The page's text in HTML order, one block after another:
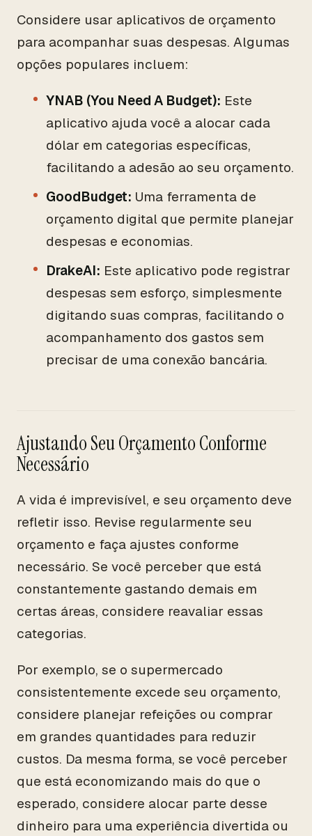
Considere usar aplicativos de orçamento
para acompanhar suas despesas. Algumas
opções populares incluem:
YNAB (You Need A Budget): Este
aplicativo ajuda você a alocar cada
dólar em categorias específicas,
facilitando a adesão ao seu orçamento.
GoodBudget: Uma ferramenta de
orçamento digital que permite planejar
despesas e economias.
DrakeAI: Este aplicativo pode registrar
despesas sem esforço, simplesmente
digitando suas compras, facilitando o
acompanhamento dos gastos sem
precisar de uma conexão bancária.
Ajustando Seu Orçamento Conforme
Necessário
A vida é imprevisível, e seu orçamento deve
refletir isso. Revise regularmente seu
orçamento e faça ajustes conforme
necessário. Se você perceber que está
constantemente gastando demais em
certas áreas, considere reavaliar essas
categorias.
Por exemplo, se o supermercado
consistentemente excede seu orçamento,
considere planejar refeições ou comprar
em grandes quantidades para reduzir
custos. Da mesma forma, se você perceber
que está economizando mais do que o
esperado, considere alocar parte desse
dinheiro para uma experiência divertida ou